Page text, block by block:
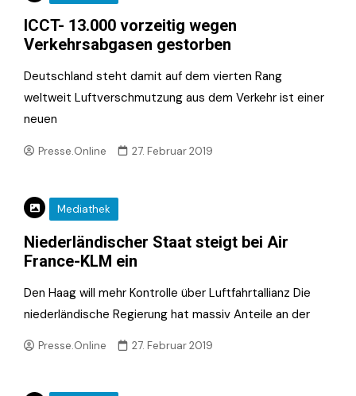
ICCT- 13.000 vorzeitig wegen
Verkehrsabgasen gestorben
Deutschland steht damit auf dem vierten Rang
weltweit Luftverschmutzung aus dem Verkehr ist einer
neuen
Presse.Online 27. Februar 2019
Mediathek
Niederländischer Staat steigt bei Air
France-KLM ein
Den Haag will mehr Kontrolle über Luftfahrtallianz Die
niederländische Regierung hat massiv Anteile an der
Presse.Online 27. Februar 2019